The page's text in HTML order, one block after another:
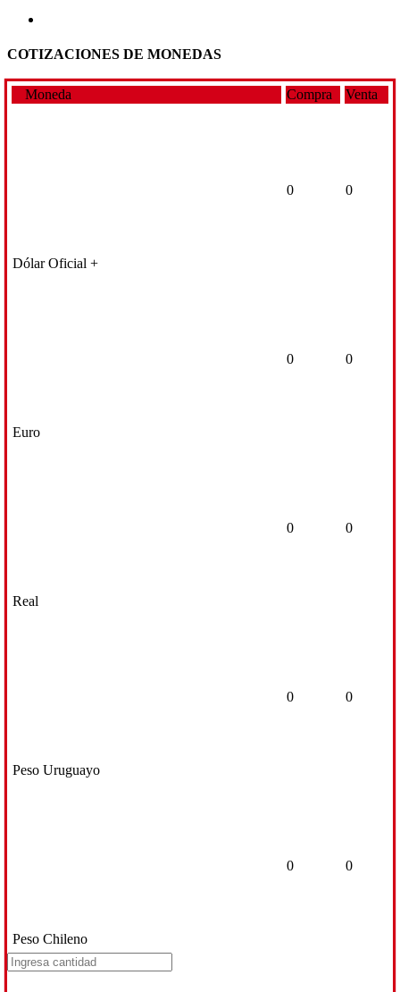
COTIZACIONES DE MONEDAS
Moneda Compra Venta
Dólar Oficial +
0 0
Euro
0 0
Real
0 0
Peso Uruguayo
0 0
Peso Chileno
0 0